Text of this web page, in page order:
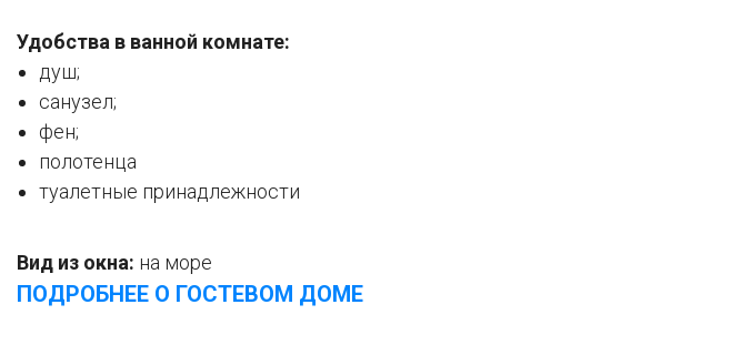
Удобства в ванной комнате:
душ;
санузел;
фен;
полотенца
туалетные принадлежности
Вид из окна: на море
ПОДРОБНЕЕ О ГОСТЕВОМ ДОМЕ